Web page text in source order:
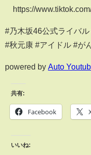
https://
#乃木坂46公式ライバ
#秋元康 #アイドル #が
powered by Auto
共有:
Facebook
いいね: